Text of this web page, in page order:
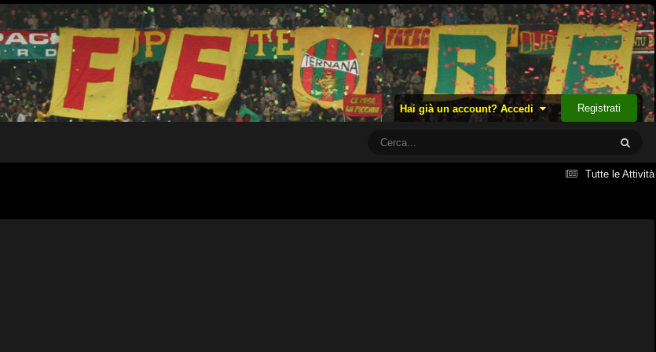
Hai già un account? Accedi Registrati
Tutte le Attività